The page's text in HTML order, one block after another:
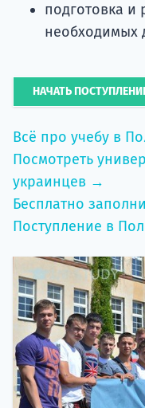
подготовка и
необходимых
НАЧАТЬ
Всё про учебу в
Посмотреть
украинцев →
Бесплатно
Поступление в